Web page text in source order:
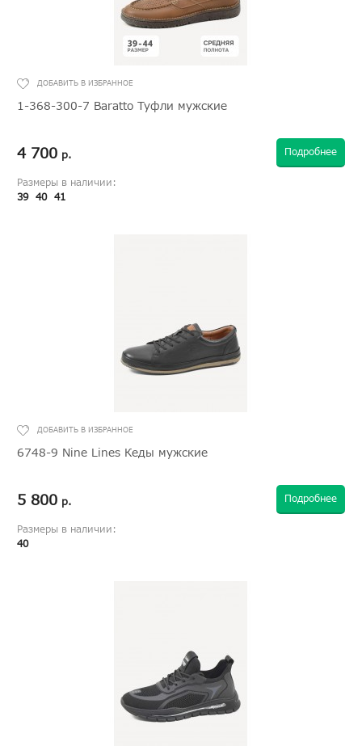
1-368-300-7 Baratto Туфли мужские
4 700 р. Подробнее
Размеры в наличии:
39 40 41
6748-9 Nine Lines Кеды мужские
5 800 р. Подробнее
Размеры в наличии:
40